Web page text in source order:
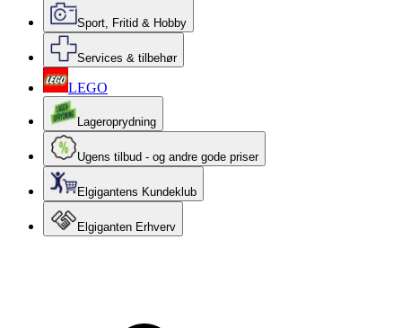
Sport, Fritid & Hobby
Services & tilbehør
LEGO
Lageroprydning
Ugens tilbud - og andre gode priser
Elgigantens Kundeklub
Elgiganten Erhverv